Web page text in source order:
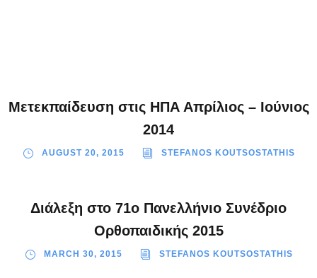
Μετεκπαίδευση στις ΗΠΑ Απρίλιος – Ιούνιος
2014
AUGUST 20, 2015 STEFANOS KOUTSOSTATHIS
Διάλεξη στο 71ο Πανελλήνιο Συνέδριο
Ορθοπαιδικής 2015
MARCH 30, 2015 STEFANOS KOUTSOSTATHIS